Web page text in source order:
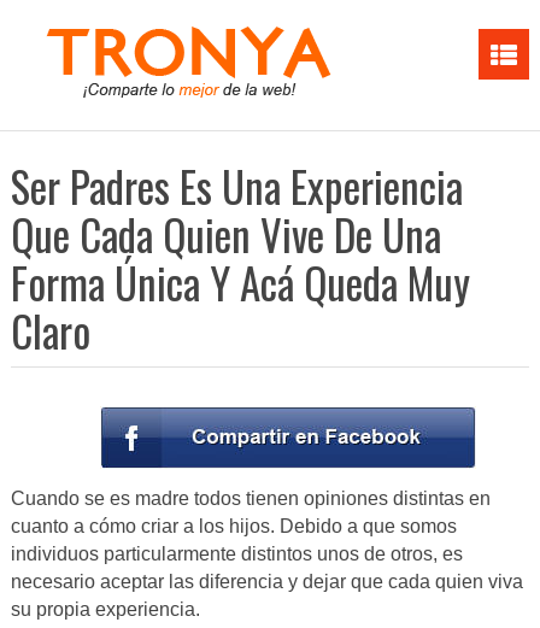
Ser Padres Es Una Experiencia
Que Cada Quien Vive De Una
Forma Única Y Acá Queda Muy
Claro
Cuando se es madre todos tienen opiniones distintas en
cuanto a cómo criar a los hijos. Debido a que somos
individuos particularmente distintos unos de otros, es
necesario aceptar las diferencia y dejar que cada quien viva
su propia experiencia.